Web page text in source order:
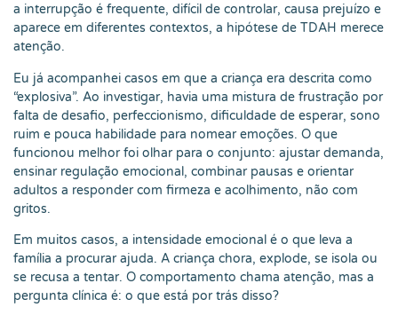
a interrupção é frequente, difícil de controlar, causa prejuízo e
aparece em diferentes contextos, a hipótese de TDAH merece
atenção.
Eu já acompanhei casos em que a criança era descrita como
“explosiva”. Ao investigar, havia uma mistura de frustração por
falta de desafio, perfeccionismo, dificuldade de esperar, sono
ruim e pouca habilidade para nomear emoções. O que
funcionou melhor foi olhar para o conjunto: ajustar demanda,
ensinar regulação emocional, combinar pausas e orientar
adultos a responder com firmeza e acolhimento, não com
gritos.
Em muitos casos, a intensidade emocional é o que leva a
família a procurar ajuda. A criança chora, explode, se isola ou
se recusa a tentar. O comportamento chama atenção, mas a
pergunta clínica é: o que está por trás disso?